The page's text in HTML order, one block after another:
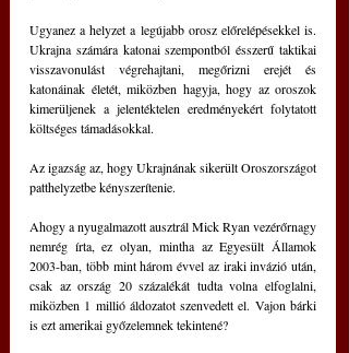
Ugyanez a helyzet a legújabb orosz előrelépésekkel is.
Ukrajna számára katonai szempontból ésszerű taktikai
visszavonulást végrehajtani, megőrizni erejét és
katonáinak életét, miközben hagyja, hogy az oroszok
kimerüljenek a jelentéktelen eredményekért folytatott
költséges támadásokkal.
Az igazság az, hogy Ukrajnának sikerült Oroszországot
patthelyzetbe kényszerítenie.
Ahogy a nyugalmazott ausztrál Mick Ryan vezérőrnagy
nemrég írta, ez olyan, mintha az Egyesült Államok
2003-ban, több mint három évvel az iraki invázió után,
csak az ország 20 százalékát tudta volna elfoglalni,
miközben 1 millió áldozatot szenvedett el. Vajon bárki
is ezt amerikai győzelemnek tekintené?